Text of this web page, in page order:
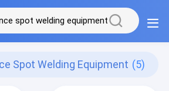
Spot Welding Equipment (5)